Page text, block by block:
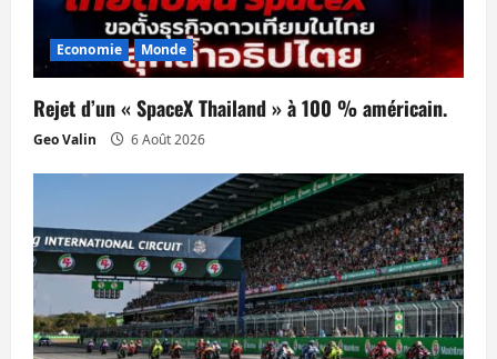
a
r
t
i
c
l
e
Economie Monde
Rejet d’un « SpaceX Thailand » à 100 % américain.
Geo Valin 6 Août 2026